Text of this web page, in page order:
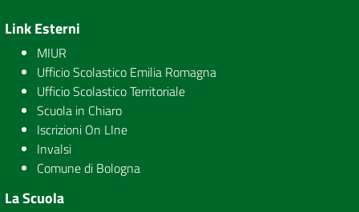
Link Esterni
MIUR
Ufficio Scolastico Emilia Romagna
Ufficio Scolastico Territoriale
Scuola in Chiaro
Iscrizioni On LIne
Invalsi
Comune di Bologna
La Scuola